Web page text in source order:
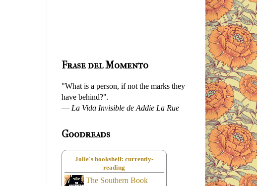
Frase del Momento
"What is a person, if not the marks they
have behind?".
— La Vida Invisible de Addie La Rue
Goodreads
Jolie's bookshelf: currently-
reading
The Southern Book